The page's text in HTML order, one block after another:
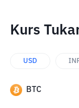
Kurs
USD
BTC